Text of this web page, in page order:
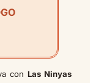
conLas Ninyas